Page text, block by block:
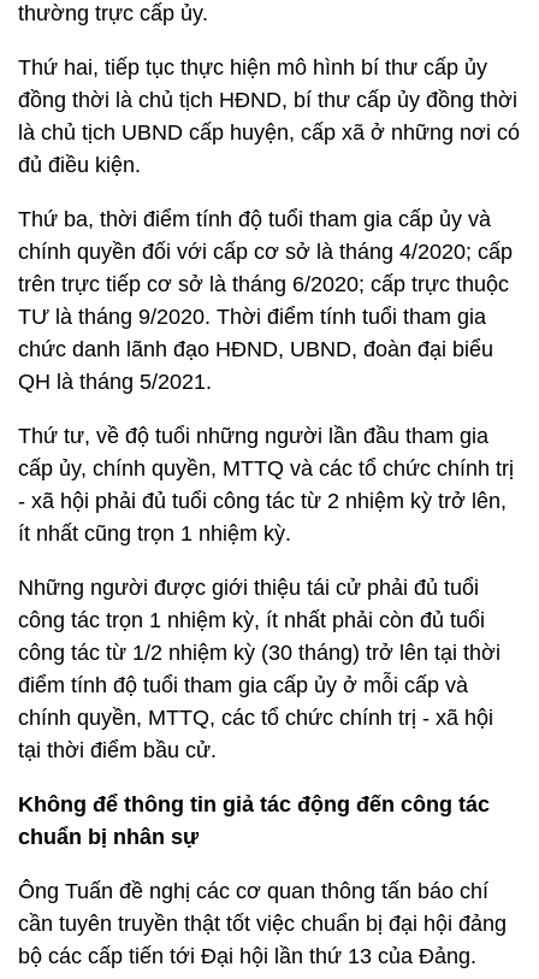
thường trực cấp ủy.
Thứ hai, tiếp tục thực hiện mô hình bí thư cấp ủy
đồng thời là chủ tịch HĐND, bí thư cấp ủy đồng thời
là chủ tịch UBND cấp huyện, cấp xã ở những nơi có
đủ điều kiện.
Thứ ba, thời điểm tính độ tuổi tham gia cấp ủy và
chính quyền đối với cấp cơ sở là tháng 4/2020; cấp
trên trực tiếp cơ sở là tháng 6/2020; cấp trực thuộc
TƯ là tháng 9/2020. Thời điểm tính tuổi tham gia
chức danh lãnh đạo HĐND, UBND, đoàn đại biểu
QH là tháng 5/2021.
Thứ tư, về độ tuổi những người lần đầu tham gia
cấp ủy, chính quyền, MTTQ và các tổ chức chính trị
- xã hội phải đủ tuổi công tác từ 2 nhiệm kỳ trở lên,
ít nhất cũng trọn 1 nhiệm kỳ.
Những người được giới thiệu tái cử phải đủ tuổi
công tác trọn 1 nhiệm kỳ, ít nhất phải còn đủ tuổi
công tác từ 1/2 nhiệm kỳ (30 tháng) trở lên tại thời
điểm tính độ tuổi tham gia cấp ủy ở mỗi cấp và
chính quyền, MTTQ, các tổ chức chính trị - xã hội
tại thời điểm bầu cử.
Không để thông tin giả tác động đến công tác
chuẩn bị nhân sự
Ông Tuấn đề nghị các cơ quan thông tấn báo chí
cần tuyên truyền thật tốt việc chuẩn bị đại hội đảng
bộ các cấp tiến tới Đại hội lần thứ 13 của Đảng.